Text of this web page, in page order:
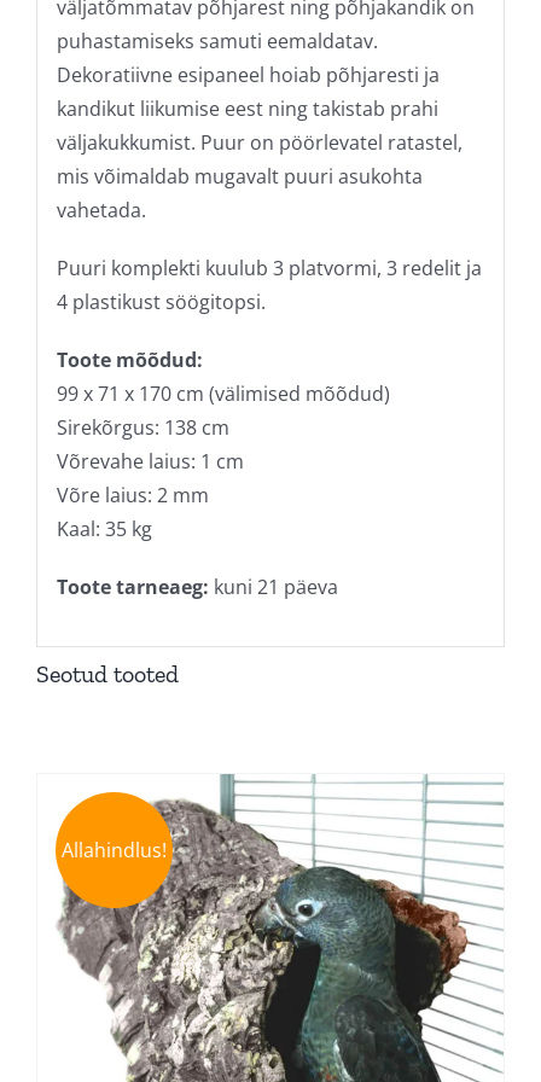
väljatõmmatav põhjarest ning põhjakandik on
puhastamiseks samuti eemaldatav.
Dekoratiivne esipaneel hoiab põhjaresti ja
kandikut liikumise eest ning takistab prahi
väljakukkumist. Puur on pöörlevatel ratastel,
mis võimaldab mugavalt puuri asukohta
vahetada.
Puuri komplekti kuulub 3 platvormi, 3 redelit ja
4 plastikust söögitopsi.
Toote mõõdud:
99 x 71 x 170 cm (välimised mõõdud)
Sirekõrgus: 138 cm
Võrevahe laius: 1 cm
Võre laius: 2 mm
Kaal: 35 kg
Toote tarneaeg: kuni 21 päeva
Seotud tooted
Allahindlus!